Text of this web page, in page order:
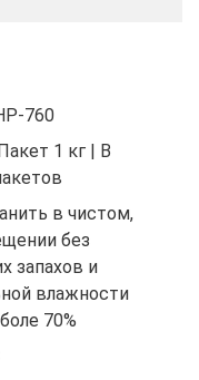
760
1 кг | В
в чистом,
без
запахов и
влажности
70%